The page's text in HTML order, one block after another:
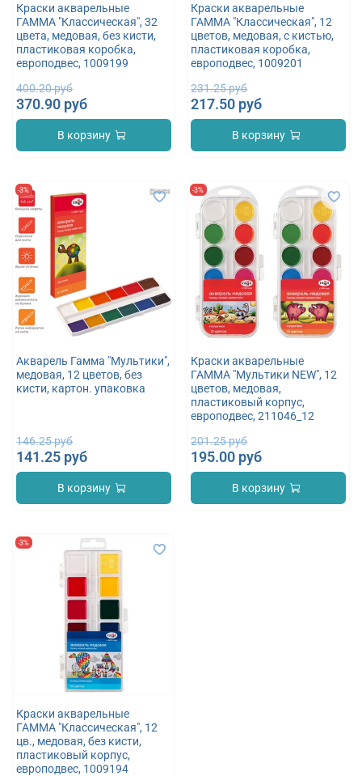
Краски акварельные
ГАММА "Классическая", 32
цвета, медовая, без кисти,
пластиковая коробка,
европодвес, 1009199
400.20 руб
370.90 руб
В корзину
Краски акварельные
ГАММА "Классическая", 12
цветов, медовая, c кистью,
пластиковая коробка,
европодвес, 1009201
231.25 руб
217.50 руб
В корзину
-3%
Акварель Гамма "Мультики",
медовая, 12 цветов, без
кисти, картон. упаковка
146.25 руб
141.25 руб
В корзину
-3%
Краски акварельные
ГАММА "Мультики NEW", 12
цветов, медовая,
пластиковый корпус,
европодвес, 211046_12
201.25 руб
195.00 руб
В корзину
-3%
Краски акварельные
ГАММА "Классическая", 12
цв., медовая, без кисти,
пластиковый корпус,
европодвес, 1009194